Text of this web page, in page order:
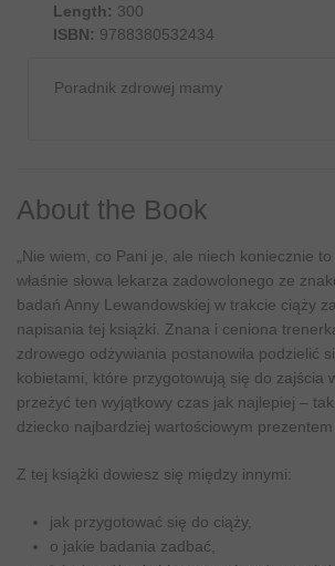
Length: 300
ISBN: 9788380532434
Poradnik zdrowej mamy
About the Book
„Nie wiem, co Pani je, ale niech koniecznie
właśnie słowa lekarza zadowolonego ze
badań Anny Lewandowskiej w trakcie ciąży
napisania tej książki. Znana i ceniona
zdrowego odżywiania postanowiła podzielić
kobietami, które przygotowują się do zajścia
przeżyć ten wyjątkowy czas jak najlepiej –
dziecko najbardziej wartościowym prezentem
Z tej książki dowiesz się między innymi:
jak przygotować się do ciąży,
o jakie badania zadbać,